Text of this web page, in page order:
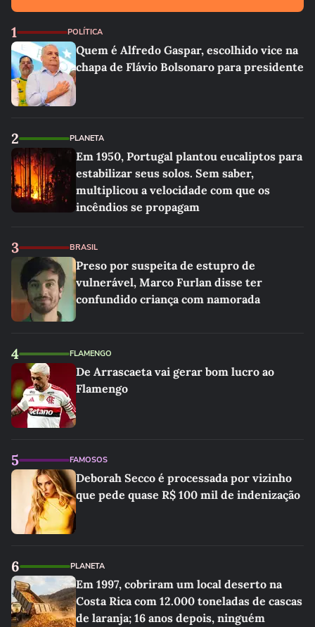
1 POLÍTICA
Quem é Alfredo Gaspar, escolhido vice na
chapa de Flávio Bolsonaro para presidente
2 PLANETA
Em 1950, Portugal plantou eucaliptos para
estabilizar seus solos. Sem saber,
multiplicou a velocidade com que os
incêndios se propagam
3 BRASIL
Preso por suspeita de estupro de
vulnerável, Marco Furlan disse ter
confundido criança com namorada
4 FLAMENGO
De Arrascaeta vai gerar bom lucro ao
Flamengo
5 FAMOSOS
Deborah Secco é processada por vizinho
que pede quase R$ 100 mil de indenização
6 PLANETA
Em 1997, cobriram um local deserto na
Costa Rica com 12.000 toneladas de cascas
de laranja; 16 anos depois, ninguém